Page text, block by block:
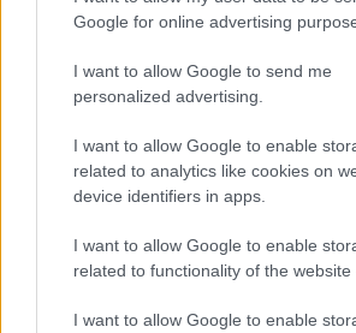
Google for online advertising
I want to allow Google to send me
personalized advertising.
I want to allow Google to enable
related to analytics like cookies on
device identifiers in apps.
I want to allow Google to enable
related to functionality of the website
I want to allow Google to enable
LEGOLVASOTTABBAK
Számos népszerű Samsung Galaxy
UI 9 frissítésből – itt a lista az érintett
Apple az új csúcsmobilokról
észrevétlenül könnyíti meg a